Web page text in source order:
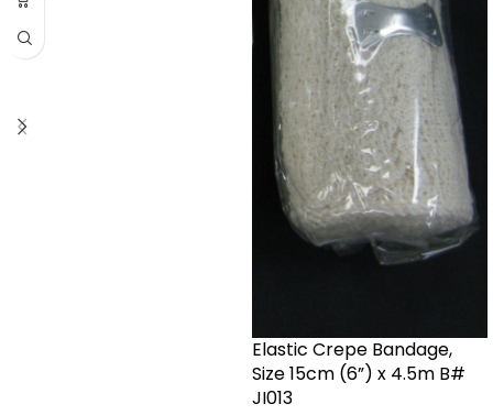
Elastic Crepe Bandage,
Size 15cm (6”) x 4.5m B#
JI013